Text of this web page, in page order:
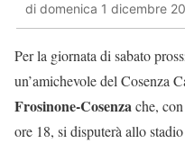
di domenica 1 dicembre
Per la giornata di sabato
un’amichevole del Cosenza
Frosinone-Cosenza che,
ore 18, si disputerà allo